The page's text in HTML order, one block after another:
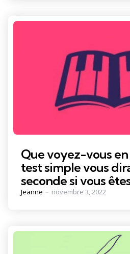
Que voyez-vous
test simple vous
seconde si vous
Posted
Jeanne novembre 3, 2022